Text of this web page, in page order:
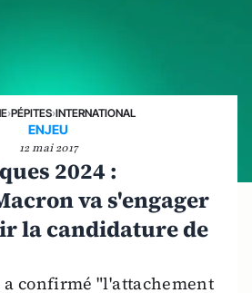
›PÉPITES›INTERNATIONAL
ENJEU
12 mai 2017
2024 :
va s'engager
la candidature de
confirmé "l'attachement